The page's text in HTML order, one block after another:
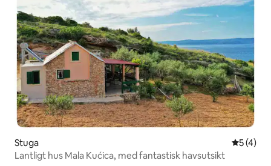
Stuga 5 av 5 i
5 (4)
Lantligt hus Mala Kućica, med fantastisk havsutsikt